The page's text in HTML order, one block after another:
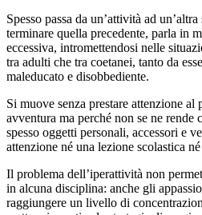
Spesso passa da un’attività ad
terminare quella precedente, parla in
eccessiva, intromettendosi nelle
tra adulti che tra coetanei, tanto da
maleducato e disobbediente.
Si muove senza prestare attenzione
avventura ma perché non se ne rende
spesso oggetti personali, accessori e
attenzione né una lezione scolastica
Il problema dell’iperattività non
in alcuna disciplina: anche gli
raggiungere un livello di